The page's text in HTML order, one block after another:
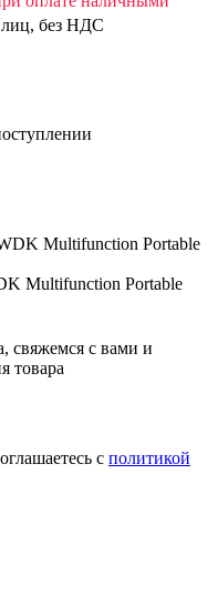
лиц, без НДС
Multifunction Portable
свяжемся с вами и
товара
с политикой